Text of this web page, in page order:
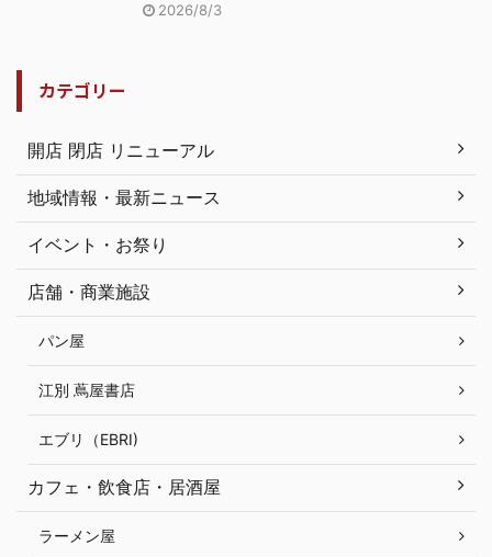
2026/8/3
カテゴリー
開店 閉店 リニューアル
地域情報・最新ニュース
イベント・お祭り
店舗・商業施設
パン屋
江別 蔦屋書店
エブリ（EBRI)
カフェ・飲食店・居酒屋
ラーメン屋